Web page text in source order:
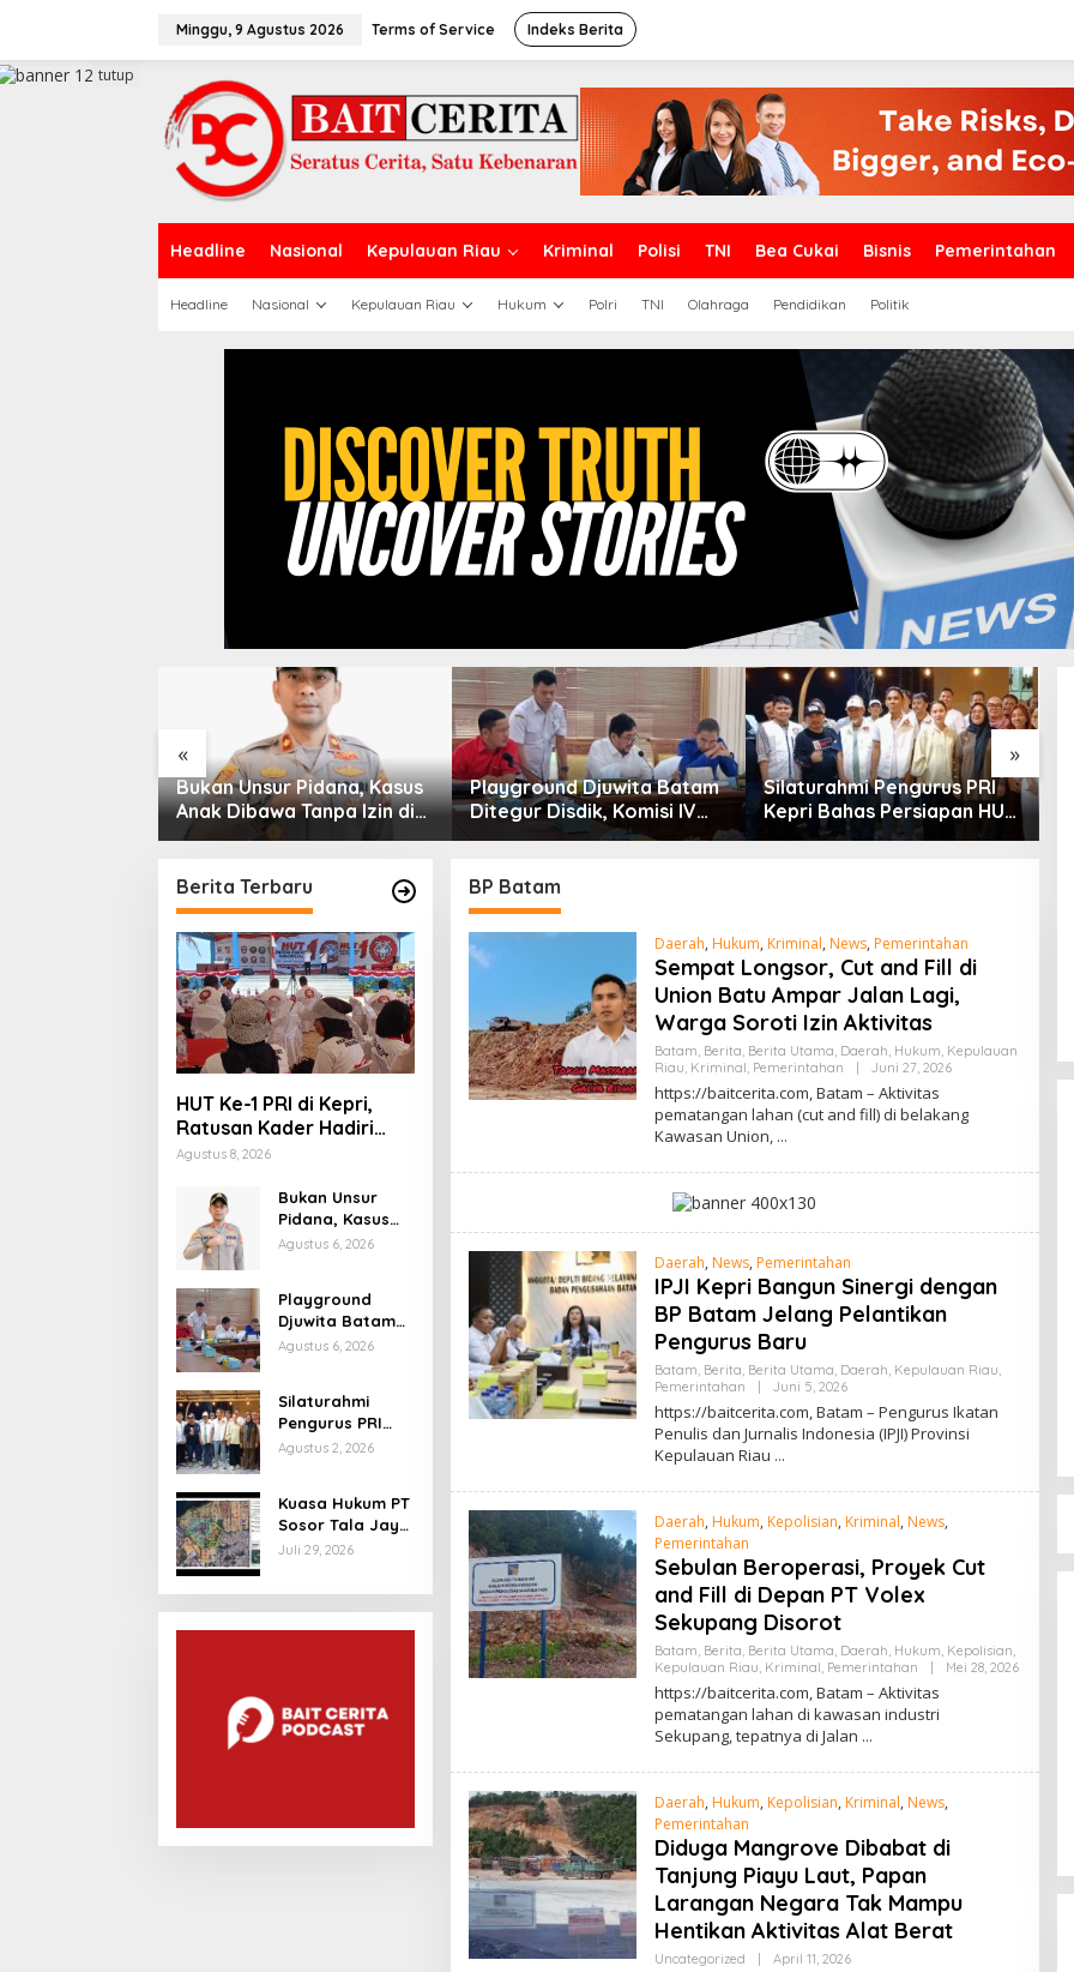
a
Minggu, 9 Agustus 2026 Terms of Service Indeks Berita
Headline Nasional Kepulauan Riau Kriminal Polisi TNI Bea Cukai Bisnis Pemerintahan
Headline Nasional Kepulauan Riau Hukum Polri TNI Olahraga Pendidikan Politik
tutup
« »
Bukan Unsur Pidana, Kasus
Anak Dibawa Tanpa Izin di
Lubuk Baja Dihentikan
Playground Djuwita Batam
Ditegur Disdik, Komisi IV
DPRD Jadwalkan Sidak
Silaturahmi Pengurus PRI
Kepri Bahas Persiapan HUT
Ke-1 dan Penguatan
Berita Terbaru
HUT Ke-1 PRI di Kepri,
Ratusan Kader Hadiri
Perayaan dan Bagikan
Agustus 8, 2026
Bukan Unsur
Pidana, Kasus
Anak Dibawa
Dihentikan
Agustus 6, 2026
Playground
Djuwita Batam
Ditegur Disdik,
Agustus 6, 2026
Silaturahmi
Pengurus PRI
Kepri Bahas
Penguatan
Konsolidasi
Partai
Agustus 2, 2026
Kuasa Hukum PT
Sosor Tala Jaya
Tolak Klaim
Batu Merah
Juli 29, 2026
BP Batam
Daerah, Hukum, Kriminal, News, Pemerintahan
Sempat Longsor, Cut and Fill di
Union Batu Ampar Jalan Lagi,
Warga Soroti Izin Aktivitas
Batam, Berita, Berita Utama, Daerah, Hukum, Kepulauan
Riau, Kriminal, Pemerintahan | Juni 27, 2026O
H
D
I
https://baitcerita.com, Batam – Aktivitas
pematangan lahan (cut and fill) di belakang
Kawasan Union,
Daerah, News, Pemerintahan
IPJI Kepri Bangun Sinergi dengan
BP Batam Jelang Pelantikan
Pengurus Baru
Batam, Berita, Berita Utama, Daerah, Kepulauan Riau,
Pemerintahan
Juni 5, 2026O
E
H
D
K
https://baitcerita.com, Batam – Pengurus Ikatan
Penulis dan Jurnalis Indonesia (IPJI) Provinsi
Kepulauan Riau
Daerah, Hukum, Kepolisian, Kriminal, News,
Pemerintahan
Sebulan Beroperasi, Proyek Cut
and Fill di Depan PT Volex
Sekupang Disorot
Batam, Berita, Berita Utama, Daerah, Hukum, Kepolisian,
Kepulauan Riau, Kriminal, Pemerintahan Mei 28, 2026O
D
https://baitcerita.com, Batam – Aktivitas
pematangan lahan di kawasan industri
Sekupang, tepatnya di Jalan
Daerah, Hukum, Kepolisian, Kriminal, News,
Pemerintahan
Diduga Mangrove Dibabat di
Tanjung Piayu Laut, Papan
Larangan Negara Tak Mampu
Hentikan Aktivitas Alat Berat
Uncategorized April 11, 2026O
HUT Ke-1 PRI di Kepri, Ratusan
Kepulauan Riau, Politik
| Agustus 8, 2026